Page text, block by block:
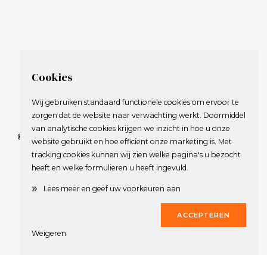
© 2009-2023 Nederlandse Vereniging van Golfspelende
Journalisten.
Alle rechten voorbehouden.
Privacy Statement
Deze website werd gerealiseerd doorDirk
Cookies
Wij gebruiken standaard functionele cookies om ervoor te
zorgen dat de website naar verwachting werkt. Doormiddel
van analytische cookies krijgen we inzicht in hoe u onze
website gebruikt en hoe efficiënt onze marketing is. Met
tracking cookies kunnen wij zien welke pagina's u bezocht
heeft en welke formulieren u heeft ingevuld.
» Lees meer en geef uw voorkeuren aan
ACCEPTEREN
Weigeren